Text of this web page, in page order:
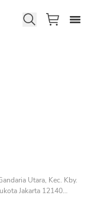
Utara, Kec. Kby.
Jakarta 12140